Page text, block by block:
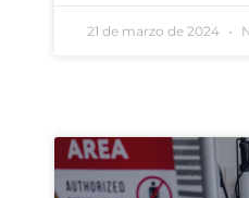
21 de marzo de 2024